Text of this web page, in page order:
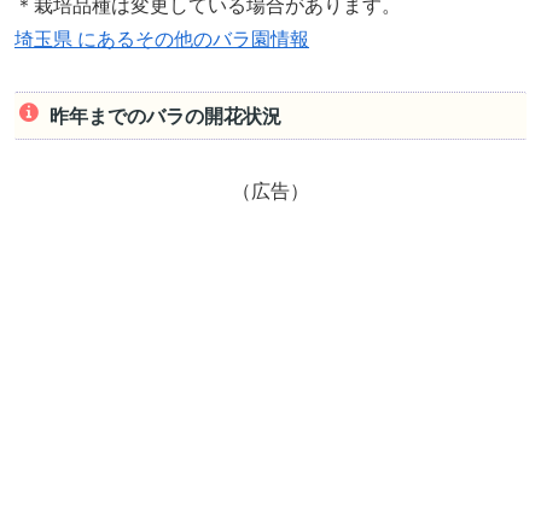
＊栽培品種は変更している場合があります。
埼玉県 にあるその他のバラ園情報
昨年までのバラの開花状況
（広告）